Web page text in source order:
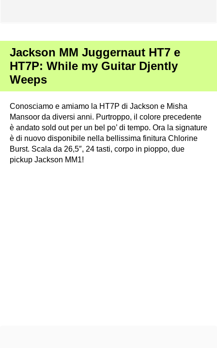
Jackson MM Juggernaut HT7 e
HT7P: While my Guitar Djently
Weeps
Conosciamo e amiamo la HT7P di Jackson e Misha
Mansoor da diversi anni. Purtroppo, il colore precedente
è andato sold out per un bel po’ di tempo. Ora la signature
è di nuovo disponibile nella bellissima finitura Chlorine
Burst. Scala da 26,5″, 24 tasti, corpo in pioppo, due
pickup Jackson MM1!